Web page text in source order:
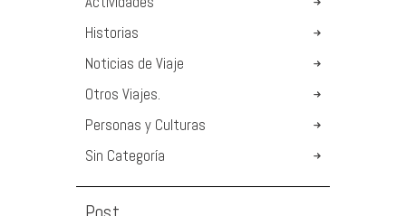
Historias
Noticias de Viaje
Otros Viajes.
Personas y Culturas
Sin Categoría